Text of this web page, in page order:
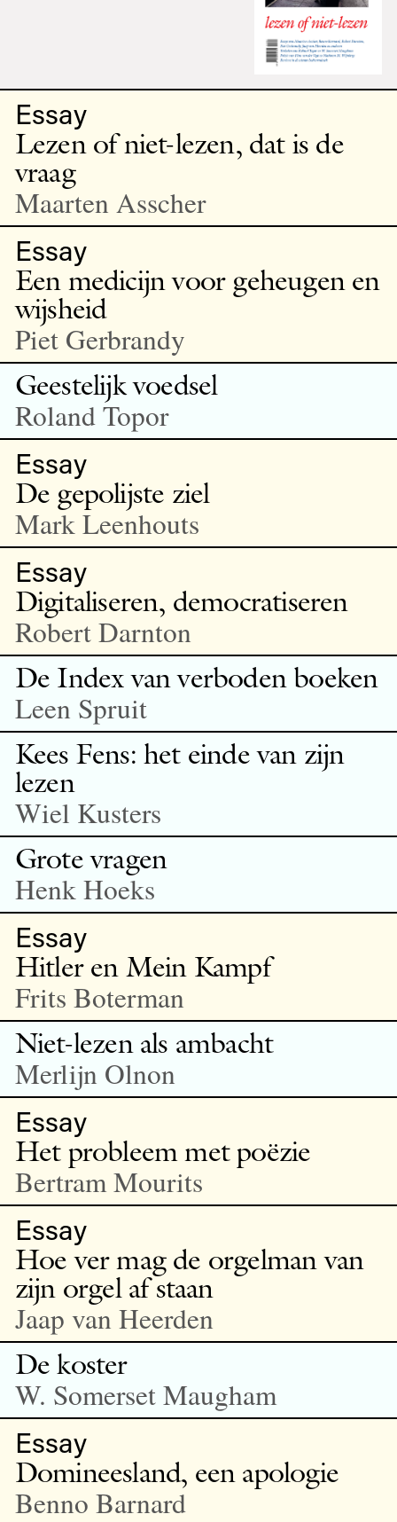
Essay
Lezen of niet-lezen, dat is de
vraag
Maarten Asscher
Essay
Een medicijn voor geheugen en
wijsheid
Piet Gerbrandy
Geestelijk voedsel
Roland Topor
Essay
De gepolijste ziel
Mark Leenhouts
Essay
Digitaliseren, democratiseren
Robert Darnton
De Index van verboden boeken
Leen Spruit
Kees Fens: het einde van zijn
lezen
Wiel Kusters
Grote vragen
Henk Hoeks
Essay
Hitler en Mein Kampf
Frits Boterman
Niet-lezen als ambacht
Merlijn Olnon
Essay
Het probleem met poëzie
Bertram Mourits
Essay
Hoe ver mag de orgelman van
zijn orgel af staan
Jaap van Heerden
De koster
W. Somerset Maugham
Essay
Domineesland, een apologie
Benno Barnard